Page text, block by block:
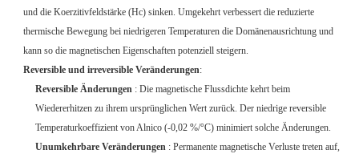
und die Koerzitivfeldstärke (Hc) sinken. Umgekehrt verbessert die reduzierte
thermische Bewegung bei niedrigeren Temperaturen die Domänenausrichtung und
kann so die magnetischen Eigenschaften potenziell steigern.
Reversible und irreversible Veränderungen:
Reversible Änderungen: Die magnetische Flussdichte kehrt beim
Wiedererhitzen zu ihrem ursprünglichen Wert zurück. Der niedrige reversible
Temperaturkoeffizient von Alnico (-0,02 %/°C) minimiert solche Änderungen.
Unumkehrbare Veränderungen: Permanente magnetische Verluste treten auf,